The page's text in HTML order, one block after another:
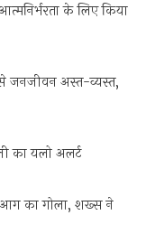
के लिए किया
से जनजीवन अस्त-व्यस्त,
का यलो अलर्ट
आग का गोला, शख्स ने